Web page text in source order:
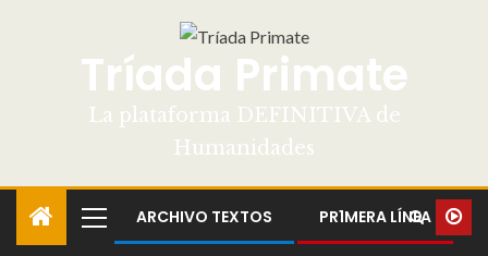
Tríada Primate
La plataforma DEFINITIVA de
Humanidades
ARCHIVO TEXTOS PR1MERA LÍNEA